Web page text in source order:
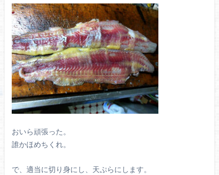
おいら頑張った。
誰かほめちくれ。
で、適当に切り身にし、天ぷらにします。